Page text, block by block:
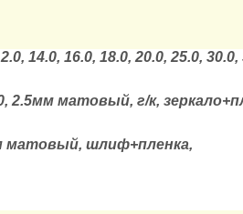
16.0, 18.0, 20.0, 25.0, 30.0,
2.5мм матовый, г/к,
матовый, шлиф+пленка,